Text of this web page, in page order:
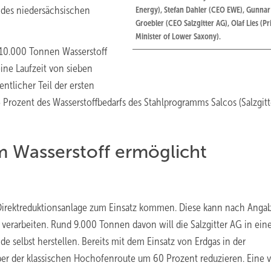
Energy), Stefan Dahler (CEO EWE), Gunnar
Groebler (CEO Salzgitter AG), Olaf Lies
Minister of Lower Saxony).
niedersächsischen
Tonnen Wasserstoff
Laufzeit von sieben
Teil der ersten
des Wasserstoffbedarfs des Stahlprogramms Salcos
Wasserstoff ermöglicht
zum Einsatz kommen. Diese kann nach
Rund 9.000 Tonnen davon will die Salzgitter AG in
selbst herstellen. Bereits mit dem Einsatz von Erdgas in der
der klassischen Hochofenroute um 60 Prozent reduzieren. Eine